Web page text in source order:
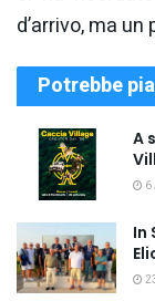
d’arrivo, ma
Potrebbe
A
6
In